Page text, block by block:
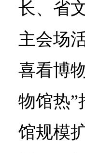
长、省
主会场
喜看博
物馆热”
馆规模